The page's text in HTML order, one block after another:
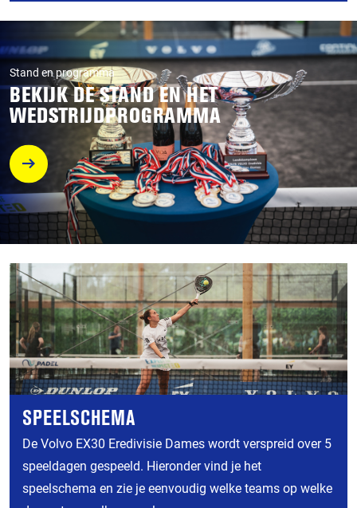
Stand en programma
BEKIJK DE STAND EN HET
WEDSTRIJDPROGRAMMA
SPEELSCHEMA
De Volvo EX30 Eredivisie Dames wordt verspreid over 5
speeldagen gespeeld. Hieronder vind je het
speelschema en zie je eenvoudig welke teams op welke